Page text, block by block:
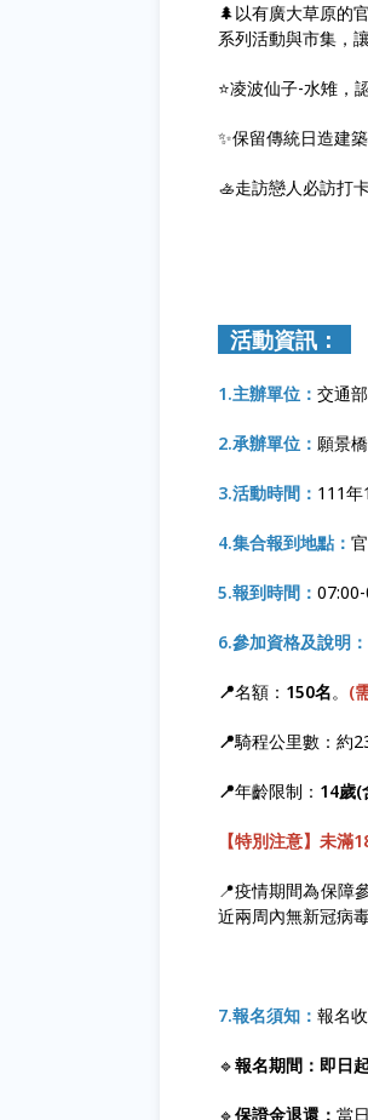
🌲以有廣大草原的
系列活動與市集，
⭐️凌波仙子-水雉，
✨保留傳統日造建
🚣走訪戀人必訪打
活動資訊：
1.主辦單位： 交通
2.承辦單位： 願景
3.活動時間： 111
4.集合報到地點：
5.報到時間：
6.參加資格及說明：
📍名額： 150名。 (
📍騎程公里數：約
📍年齡限制： 14歲(
【特別注意】未滿
📍疫情期間為保障
近兩周內無新冠病
7.報名須知： 報名
🔹報名期間：即日
🔹保證金退還： 當